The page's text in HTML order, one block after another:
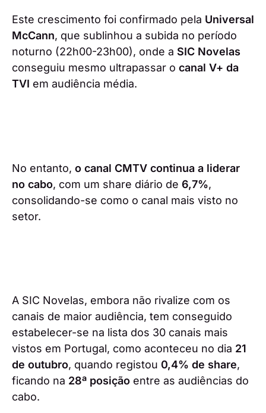
Este crescimento foi confirmado pela Universal
McCann, que sublinhou a subida no período
noturno (22h00-23h00), onde a SIC Novelas
conseguiu mesmo ultrapassar o canal V+ da
TVI em audiência média.
No entanto, o canal CMTV continua a liderar
no cabo, com um share diário de 6,7%,
consolidando-se como o canal mais visto no
setor.
A SIC Novelas, embora não rivalize com os
canais de maior audiência, tem conseguido
estabelecer-se na lista dos 30 canais mais
vistos em Portugal, como aconteceu no dia 21
de outubro, quando registou 0,4% de share,
ficando na 28ª posição entre as audiências do
cabo.